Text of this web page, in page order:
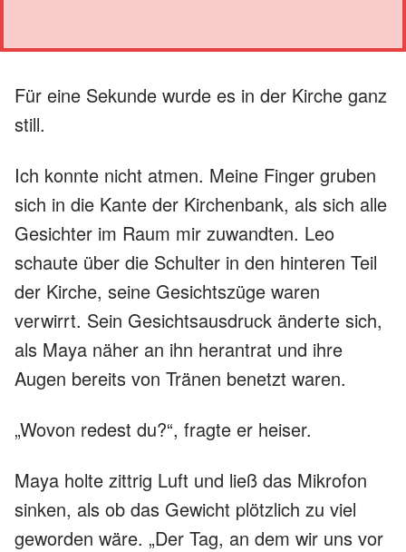
Für eine Sekunde wurde es in der Kirche ganz
still.
Ich konnte nicht atmen. Meine Finger gruben
sich in die Kante der Kirchenbank, als sich alle
Gesichter im Raum mir zuwandten. Leo
schaute über die Schulter in den hinteren Teil
der Kirche, seine Gesichtszüge waren
verwirrt. Sein Gesichtsausdruck änderte sich,
als Maya näher an ihn herantrat und ihre
Augen bereits von Tränen benetzt waren.
„Wovon redest du?“, fragte er heiser.
Maya holte zittrig Luft und ließ das Mikrofon
sinken, als ob das Gewicht plötzlich zu viel
geworden wäre. „Der Tag, an dem wir uns vor